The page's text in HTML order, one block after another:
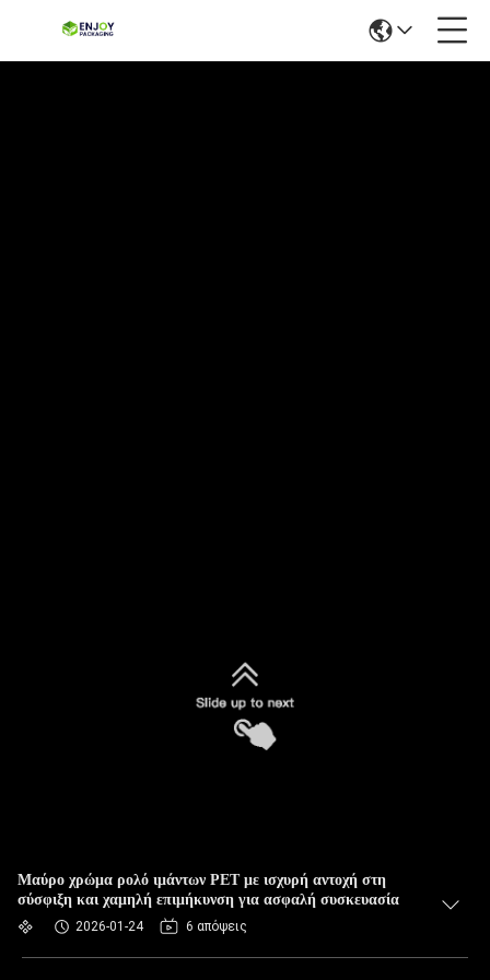
Μαύρο χρώμα ρολό ιμάντων PET με ισχυρή αντοχή στη
σύσφιξη και χαμηλή επιμήκυνση για ασφαλή συσκευασία
2026-01-24 6 απόψεις